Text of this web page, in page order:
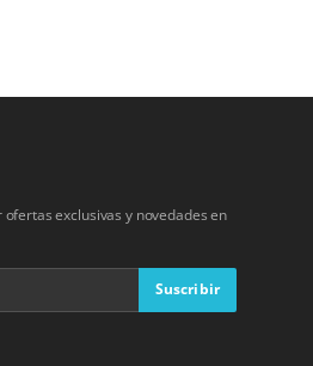
exclusivas y novedades en
Suscribir